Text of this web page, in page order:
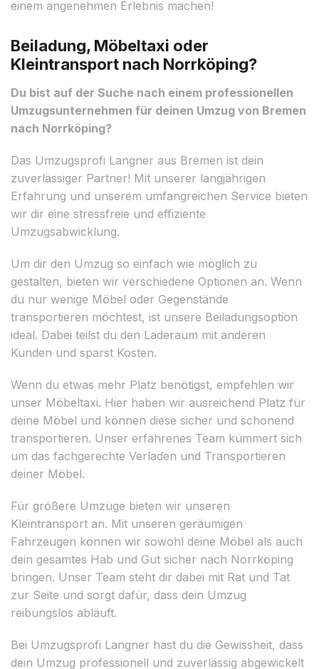
einem angenehmen Erlebnis machen!
Beiladung, Möbeltaxi oder
Kleintransport nach Norrköping?
Du bist auf der Suche nach einem professionellen
Umzugsunternehmen für deinen Umzug von Bremen
nach Norrköping?
Das Umzugsprofi Langner aus Bremen ist dein
zuverlässiger Partner! Mit unserer langjährigen
Erfahrung und unserem umfangreichen Service bieten
wir dir eine stressfreie und effiziente
Umzugsabwicklung.
Um dir den Umzug so einfach wie möglich zu
gestalten, bieten wir verschiedene Optionen an. Wenn
du nur wenige Möbel oder Gegenstände
transportieren möchtest, ist unsere Beiladungsoption
ideal. Dabei teilst du den Laderaum mit anderen
Kunden und sparst Kosten.
Wenn du etwas mehr Platz benötigst, empfehlen wir
unser Möbeltaxi. Hier haben wir ausreichend Platz für
deine Möbel und können diese sicher und schonend
transportieren. Unser erfahrenes Team kümmert sich
um das fachgerechte Verladen und Transportieren
deiner Möbel.
Für größere Umzüge bieten wir unseren
Kleintransport an. Mit unseren geräumigen
Fahrzeugen können wir sowohl deine Möbel als auch
dein gesamtes Hab und Gut sicher nach Norrköping
bringen. Unser Team steht dir dabei mit Rat und Tat
zur Seite und sorgt dafür, dass dein Umzug
reibungslos abläuft.
Bei Umzugsprofi Langner hast du die Gewissheit, dass
dein Umzug professionell und zuverlässig abgewickelt